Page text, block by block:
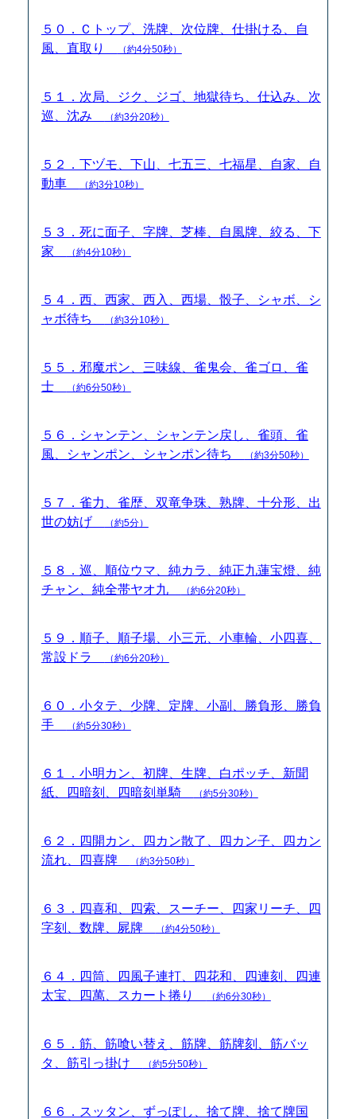
５０．Ｃトップ、洗牌、次位牌、仕掛ける、自
風、直取り
（約4分50秒）
５１．次局、ジク、ジゴ、地獄待ち、仕込み、次
巡、沈み
（約3分20秒）
５２．下ヅモ、下山、七五三、七福星、自家、自
動車
（約3分10秒）
５３．死に面子、字牌、芝棒、自風牌、絞る、下
家
（約4分10秒）
５４．西、西家、西入、西場、骰子、シャボ、シ
ャボ待ち
（約3分10秒）
５５．邪魔ポン、三味線、雀鬼会、雀ゴロ、雀
士
（約6分50秒）
５６．シャンテン、シャンテン戻し、雀頭、雀
風、シャンポン、シャンポン待ち
（約3分50秒）
５７．雀力、雀歴、双竜争珠、熟牌、十分形、出
世の妨げ
（約5分）
５８．巡、順位ウマ、純カラ、純正九蓮宝燈、純
チャン、純全帯ヤオ九
（約6分20秒）
５９．順子、順子場、小三元、小車輪、小四喜、
常設ドラ
（約6分20秒）
６０．小タテ、少牌、定牌、小副、勝負形、勝負
手
（約5分30秒）
６１．小明カン、初牌、生牌、白ポッチ、新聞
紙、四暗刻、四暗刻単騎
（約5分30秒）
６２．四開カン、四カン散了、四カン子、四カン
流れ、四喜牌
（約3分50秒）
６３．四喜和、四索、スーチー、四家リーチ、四
字刻、数牌、屍牌
（約4分50秒）
６４．四筒、四風子連打、四花和、四連刻、四連
太宝、四萬、スカート捲り
（約6分30秒）
６５．筋、筋喰い替え、筋牌、筋牌刻、筋バッ
タ、筋引っ掛け
（約5分50秒）
６６．スッタン、ずっぽし、捨て牌、捨て牌国